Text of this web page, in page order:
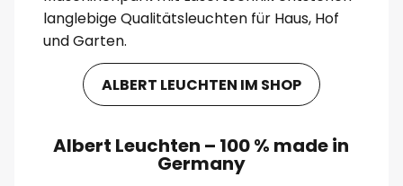
langlebige Qualitätsleuchten für Haus, Hof
und Garten.
ALBERT LEUCHTEN IM SHOP
Albert Leuchten – 100 % made in
Germany